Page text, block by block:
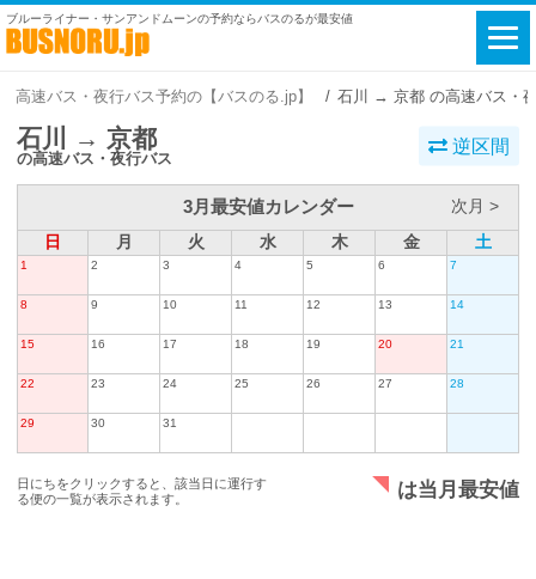
ブルーライナー・サンアンドムーンの予約ならバスのるが最安値
高速バス・夜行バス予約の【バスのる.jp】 石川 → 京都 の高速バス・
石川 → 京都
の高速バス・夜行バス
逆区間
3月最安値カレンダー
次月 >
日
月 火 水 木 金 土
1 2 3 4 5 6 7
8 9 10 11 12 13 14
15 16 17 18 19 20 21
22 23 24 25 26 27 28
29 30 31
日にちをクリックすると、該当日に運行す
る便の一覧が表示されます。
は当月最安値